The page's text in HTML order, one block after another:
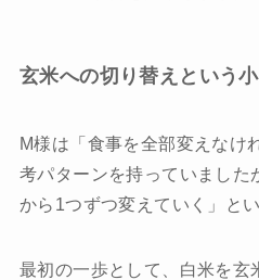
玄米への切り替えという
M様は「食事を全部変えなけ
考パターンを持っていました
から1つずつ変えていく」と
最初の一歩として、白米を玄